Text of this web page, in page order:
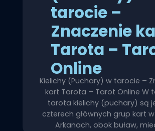
tarocie –
Znaczenie
Tarota –
Online
Kielichy (Puchary) w tarocie –
kart Tarota – Tarot Online W
tarota kielichy (puchary) są
czterech głównych grup kart w
Arkanach, obok buław,